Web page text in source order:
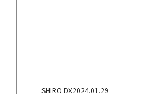
SHIRO DX2024.01.29